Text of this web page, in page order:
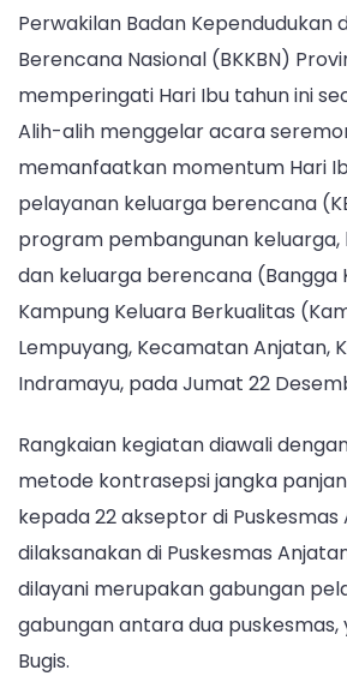
Perwakilan Badan Kependudukan
Berencana Nasional (BKKBN)
memperingati Hari Ibu tahun ini
Alih-alih menggelar acara
memanfaatkan momentum Hari
pelayanan keluarga berencana
program pembangunan keluarga,
dan keluarga berencana (Bangga
Kampung Keluara Berkualitas
Lempuyang, Kecamatan Anjatan,
Indramayu, pada Jumat 22
Rangkaian kegiatan diawali
metode kontrasepsi jangka
kepada 22 akseptor di Puskesmas
dilaksanakan di Puskesmas
dilayani merupakan gabungan
gabungan antara dua puskesmas,
Bugis.